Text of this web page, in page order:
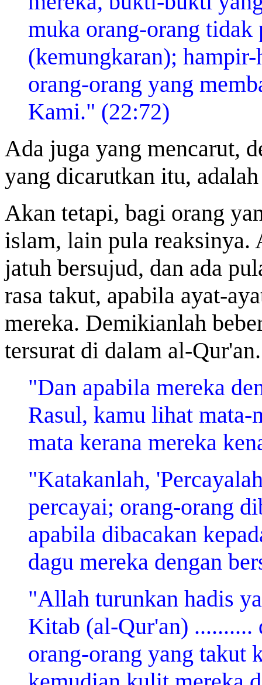
muka orang-orang tidak
(kemungkaran);
orang-orang yang
Kami." (22:72)
Ada juga yang mencarut,
yang dicarutkan itu,
Akan tetapi, bagi orang
islam, lain pula reaksinya.
jatuh bersujud, dan ada
rasa takut, apabila ayat-
mereka. Demikianlah
tersurat di dalam al-
"Dan apabila mereka
Rasul, kamu lihat mata-
mata kerana mereka
"Katakanlah,
percayai; orang-orang
apabila dibacakan
dagu mereka dengan
"Allah turunkan hadis
Kitab (al-Qur'an) ..........
orang-orang yang takut